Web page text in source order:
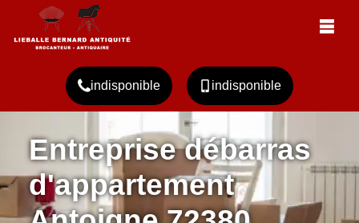
indisponible indisponible
Entreprise débarras
d'appartement